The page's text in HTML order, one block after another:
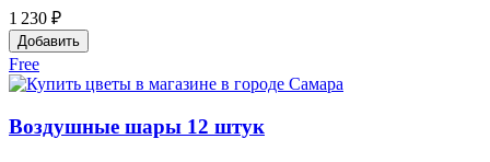
1 230 ₽
Добавить
Free
Воздушные шары 12 штук